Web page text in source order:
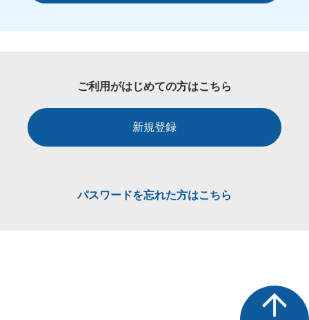
ご利用がはじめての方はこちら
新規登録
パスワードを忘れた方はこちら